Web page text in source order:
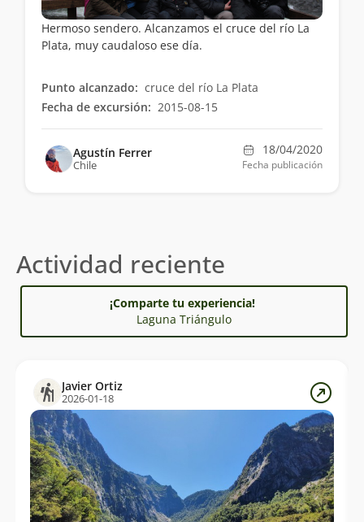
Hermoso sendero. Alcanzamos el cruce del río La
Plata, muy caudaloso ese día.
Punto alcanzado: cruce del río La Plata
Fecha de excursión: 2015-08-15
Agustín Ferrer
Chile
18/04/2020
Fecha publicación
Actividad reciente
¡Comparte tu experiencia!
Laguna Triángulo
Javier Ortiz
2026-01-18